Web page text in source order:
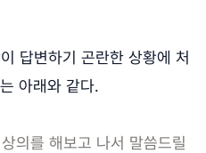
답변하기 곤란한 상황에 처
아래와 같다.
의를 해보고 나서 말씀드릴